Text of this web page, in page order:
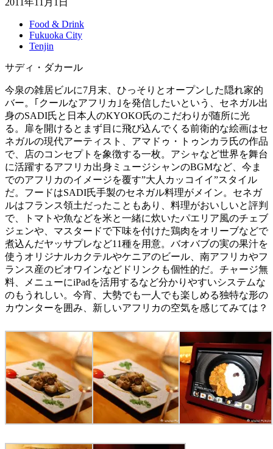
Food & Drink
Fukuoka City
Tenjin
サディ・ダカール
今泉の雑居ビルに7月末、ひっそりとオープンした隠れ家的
バー。｢クールなアフリカ｣を発信したいという、セネガル出
身のSADI氏と日本人のKYOKO氏のこだわりが随所に光
る。扉を開けるとまず目に飛び込んでくる前衛的な絵画はセ
ネガルの現代アーティスト、アマドゥ・トゥンカラ氏の作品
で、店のコンセプトを象徴する一枚。アシャなど世界を舞台
に活躍するアフリカ出身ミュージシャンのBGMなど、今ま
でのアフリカのイメージを覆す”大人カッコイイ”スタイル
だ。フードはSADI氏手製のセネガル料理がメイン。セネガ
ルはフランス領土だったこともあり、料理がおいしいと評判
で、トマトや魚などを米と一緒に炊いたパエリア風のチェブ
ジェンや、マスタードで下味を付けた鶏肉をオリーブなどで
煮込んだヤッサプレなど11種を用意。バオバブの実の果汁を
使うオリジナルカクテルやケニアのビール、南アフリカやフ
ランス産のビオワインなどドリンクも個性的だ。チャージ無
料、メニューにiPadを活用するなど分かりやすいシステムな
のもうれしい。今宵、大勢でも一人でも楽しめる独特な形の
カウンターを囲み、新しいアフリカの空気を感じてみては？